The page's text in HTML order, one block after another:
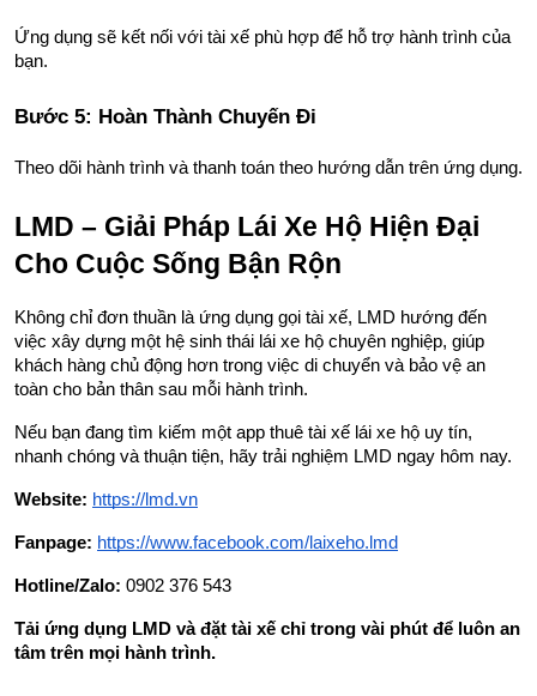
Ứng dụng sẽ kết nối với tài xế phù hợp để hỗ trợ hành trình của
bạn.
Bước 5: Hoàn Thành Chuyến Đi
Theo dõi hành trình và thanh toán theo hướng dẫn trên ứng dụng.
LMD – Giải Pháp Lái Xe Hộ Hiện Đại
Cho Cuộc Sống Bận Rộn
Không chỉ đơn thuần là ứng dụng gọi tài xế, LMD hướng đến
việc xây dựng một hệ sinh thái lái xe hộ chuyên nghiệp, giúp
khách hàng chủ động hơn trong việc di chuyển và bảo vệ an
toàn cho bản thân sau mỗi hành trình.
Nếu bạn đang tìm kiếm một app thuê tài xế lái xe hộ uy tín,
nhanh chóng và thuận tiện, hãy trải nghiệm LMD ngay hôm nay.
Website: https://lmd.vn
Fanpage: https://www.facebook.com/laixeho.lmd
Hotline/Zalo: 0902 376 543
Tải ứng dụng LMD và đặt tài xế chỉ trong vài phút để luôn an
tâm trên mọi hành trình.